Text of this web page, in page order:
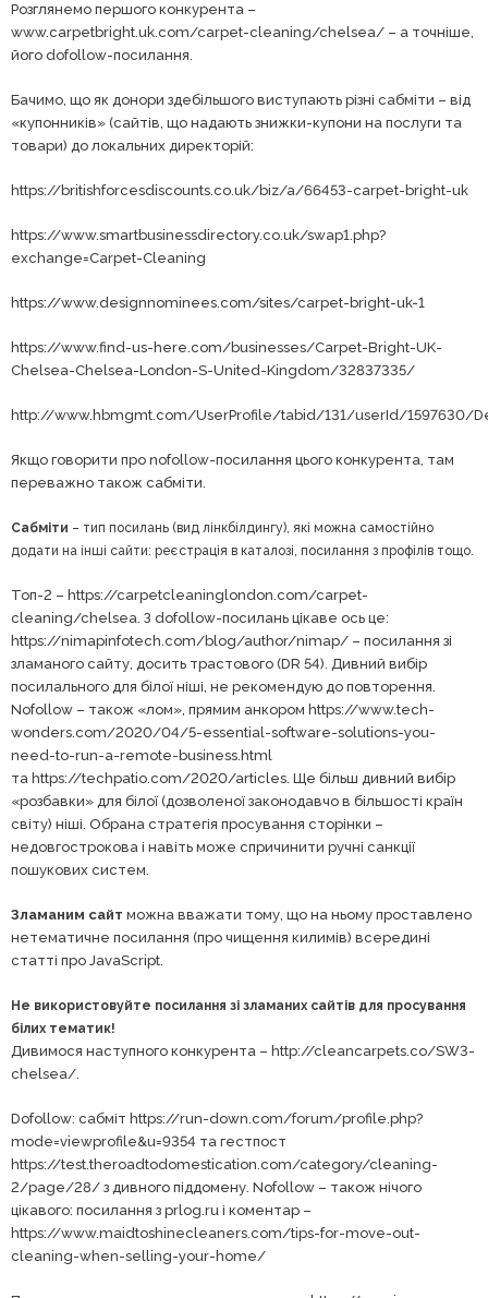
Розглянемо першого конкурента –
www.carpetbright.uk.com/carpet-cleaning/chelsea/ – а точніше,
його dofollow-посилання.
Бачимо, що як донори здебільшого виступають різні сабміти – від
«купонників» (сайтів, що надають знижки-купони на послуги та
товари) до локальних директорій:
https://britishforcesdiscounts.co.uk/biz/a/66453-carpet-bright-uk
https://www.smartbusinessdirectory.co.uk/swap1.php?
exchange=Carpet-Cleaning
https://www.designnominees.com/sites/carpet-bright-uk-1
https://www.find-us-here.com/businesses/Carpet-Bright-UK-
Chelsea-Chelsea-London-S-United-Kingdom/32837335/
http://www.hbmgmt.com/UserProfile/tabid/131/userId/1597630/
Якщо говорити про nofollow-посилання цього конкурента, там
переважно також сабміти.
Сабміти – тип посилань (вид лінкбілдингу), які можна самостійно
додати на інші сайти: реєстрація в каталозі, посилання з профілів тощо.
Топ-2 – https://carpetcleaninglondon.com/carpet-
cleaning/chelsea. З dofollow-посилань цікаве ось це:
https://nimapinfotech.com/blog/author/nimap/ – посилання зі
зламаного сайту, досить трастового (DR 54). Дивний вибір
посилального для білої ніші, не рекомендую до повторення.
Nofollow – також «лом», прямим анкором https://www.tech-
wonders.com/2020/04/5-essential-software-solutions-you-
need-to-run-a-remote-business.html
та https://techpatio.com/2020/articles. Ще більш дивний вибір
«розбавки» для білої (дозволеної законодавчо в більшості країн
світу) ніші. Обрана стратегія просування сторінки –
недовгострокова і навіть може спричинити ручні санкції
пошукових систем.
Зламаним сайт можна вважати тому, що на ньому проставлено
нетематичне посилання (про чищення килимів) всередині
статті про JavaScript.
Не використовуйте посилання зі зламаних сайтів для просування
білих тематик!
Дивимося наступного конкурента – http://cleancarpets.co/SW3-
chelsea/.
Dofollow: сабміт https://run-down.com/forum/profile.php?
mode=viewprofile&u=9354 та гестпост
https://test.theroadtodomestication.com/category/cleaning-
2/page/28/ з дивного піддомену. Nofollow – також нічого
цікавого: посилання з prlog.ru і коментар –
https://www.maidtoshinecleaners.com/tips-for-move-out-
cleaning-when-selling-your-home/